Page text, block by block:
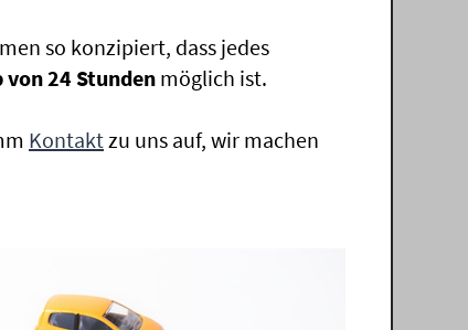
so konzipiert, dass jedes
24 Stunden möglich ist.
Kontaktzu uns auf, wir machen